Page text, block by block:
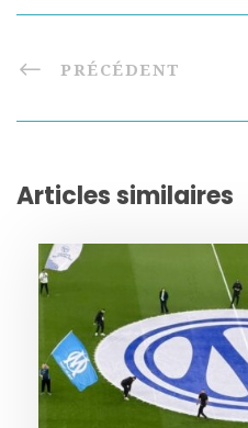
PRÉCÉDENT
Articles similaires